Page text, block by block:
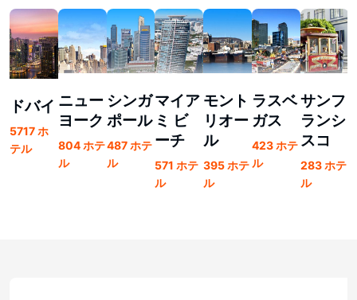
ドバイ
5717 ホ
テル
ニュー
ヨーク
804 ホテ
ル
シンガ
ポール
487 ホテ
ル
マイア
ミ ビ
ーチ
571 ホテ
ル
モント
リオー
ル
395 ホテ
ル
ラスベ
ガス
423 ホテ
ル
サンフ
ランシ
スコ
283 ホテ
ル